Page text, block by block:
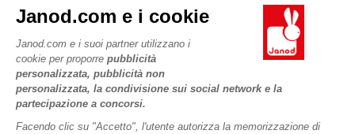
Janod.com e i cookie
Janod.com e i suoi partner utilizzano i
cookie per proporre pubblicità
personalizzata, pubblicità non
personalizzata, la condivisione sui social network e la
partecipazione a concorsi.
Facendo clic su "Accetto", l'utente autorizza la memorizzazione di
Negozi
Termini delle offerte
Dati personali
Cookies
Termini delle offerte
Le nostre attività
Impegni di RSI
Cos'è FSC®?
I NOSTRI SERVIZI
Pagamento
Acquista ora, paga dopo
Spedizione
Video
PROFESSIONALE
Contatti stampa